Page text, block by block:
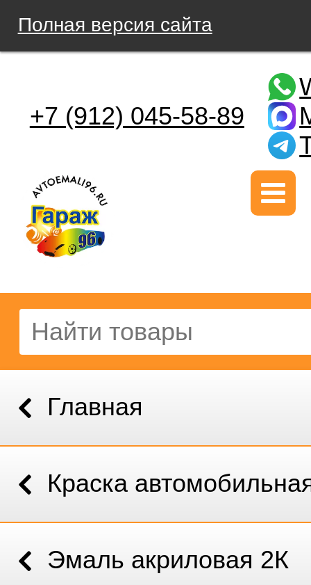
Полная версия сайта
+7 (912) 045-58-89
Главная
Краска
Эмаль акриловая 2К